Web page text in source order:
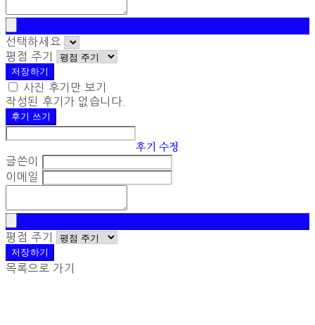
선택하세요
평점 주기
저장하기
사진 후기만 보기
작성된 후기가 없습니다.
후기 쓰기
후기 수정
글쓴이
이메일
평점 주기
저장하기
목록으로 가기